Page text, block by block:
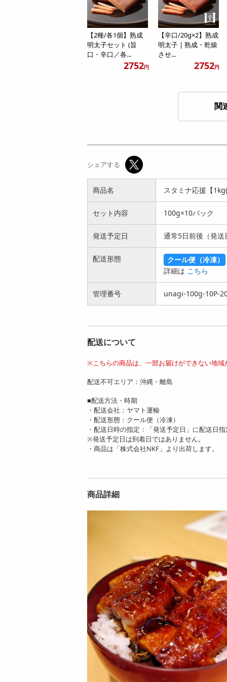
【2種/各1個】熟成
明太子セット (旨
口・辛口／各...
2752円
【辛口/20g×2】熟成
明太子 | 熟成・乾燥
させ...
2752円
のフォアグラあんこ
うの肝（...
2370 3687
【500g】楢崎商店
れ子） |...
【計1kg】楢崎商店
青唐辛子明太子（切
れ子） |...
7183円
【1kg】楢崎商店 青
子）《激...
6865円
【2kg】楢崎商店 青
【1kg】青唐辛子 明
唐の爽...
唐の爽...
12505 円
【500g】青唐辛子明
太子（1本物）《激
辛5辛》 ...
4788円
【1kg】青唐辛子明
太子（1本物）《激
辛5辛》 |...
7119円
関
シェアする
商品名 スタミナ応援【
セット内容 100g×10パック
発送予定日 通常5日前後（発
配送形態
クール便（冷凍）
詳細は こちら
管理番号 unagi-100g-10P-
配送について
※こちらの商品は、一部お届けができない地
配送不可エリア：沖縄・離島
■配送方法・時期
・配送会社：ヤマト運輸
・配送形態：クール便（冷凍）
・配送日時の指定：「発送予定日」に配送日
※発送予定日は到着日ではありません。
・商品は「株式会社NKF」より出荷します。
商品詳細